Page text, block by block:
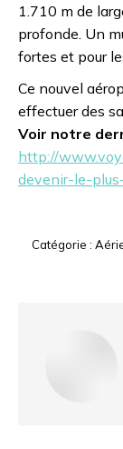
1.710 m de
profonde. Un
fortes et pour
Ce nouvel
effectuer des
Voir notre
http://
devenir-le-
Catégorie :